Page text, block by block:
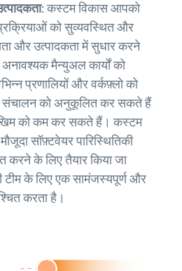
कस्टम विकास आपको
को सुव्यवस्थित और
और उत्पादकता में सुधार करने
मैन्युअल कार्यों को
प्रणालियों और वर्कफ़्लो को
को अनुकूलित कर सकते हैं
को कम कर सकते हैं। कस्टम
सॉफ़्टवेयर पारिस्थितिकी
के लिए तैयार किया जा
के लिए एक सामंजस्यपूर्ण और
करता है।